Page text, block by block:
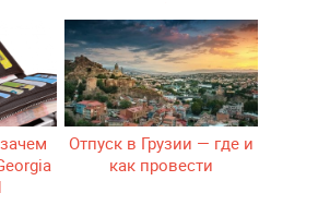
Отпуск в Грузии — где и
как провести